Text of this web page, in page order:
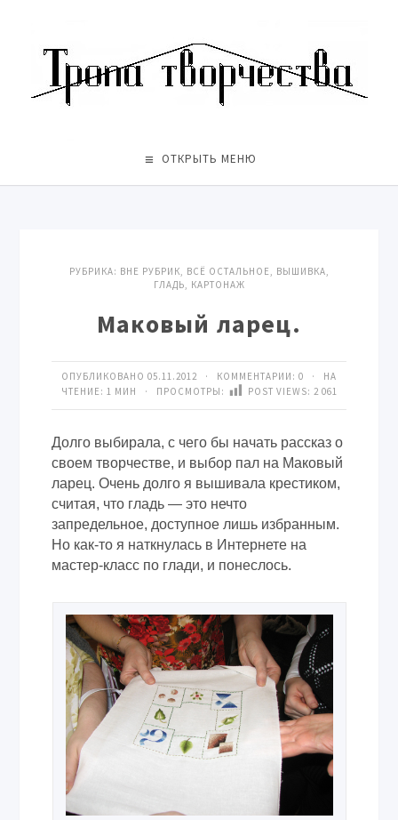
ОТКРЫТЬ МЕНЮ
РУБРИКА: ВНЕ РУБРИК, ВСЁ ОСТАЛЬНОЕ, ВЫШИВКА,
ГЛАДЬ, КАРТОНАЖ
Маковый ларец.
ОПУБЛИКОВАНО 05.11.2012 · КОММЕНТАРИИ: 0 · НА
ЧТЕНИЕ: 1 МИН · ПРОСМОТРЫ:
POST VIEWS: 2 061
Долго выбирала, с чего бы начать рассказ о
своем творчестве, и выбор пал на Маковый
ларец. Очень долго я вышивала крестиком,
считая, что гладь — это нечто
запредельное, доступное лишь избранным.
Но как-то я наткнулась в Интернете на
мастер-класс по глади, и понеслось.